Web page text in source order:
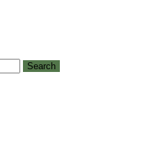
Search